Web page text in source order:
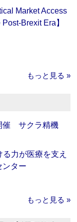
Market Access
Brexit Era】
もっと見る »
催 サクラ精機
力が医療を支え
ター
もっと見る »